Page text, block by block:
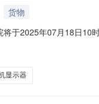
货物
于2025年07月18日10
，不能作为实际市场
显示器